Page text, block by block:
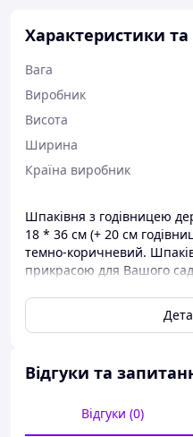
Характеристики
Вага
Виробник
Висота
Ширина
Країна виробник
Шпаківня з годівницею
18 * 36 см (+ 20 см
темно-коричневий.
прикрасою для Вашого
нанесення логотипу під
Виготовляємо дерев'яні
деревини. Можливо
методами "випалювання"
Відгуки та
Відгуки (0)